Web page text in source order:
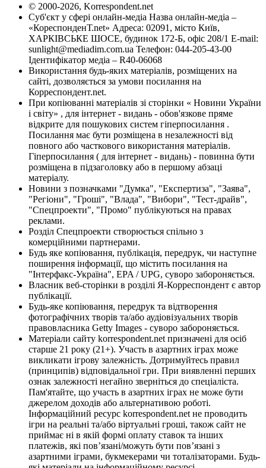
© 2000-2026, Korrespondent.net
Суб'єкт у сфері онлайн-медіа Назва онлайн-медіа –
«КореспонденТ.net» Адреса: 02091, місто Київ,
ХАРКІВСЬКЕ ШОСЕ, будинок 172-Б, офіс 208/1 E-mail:
sunlight@mediadim.com.ua Телефон: 044-205-43-00
Ідентифікатор медіа – R40-06068
Використання будь-яких матеріалів, розміщених на
сайті, дозволяється за умови посилання на
Корреспондент.net.
При копіюванні матеріалів зі сторінки « Новини України
і світу» , для інтернет - видань - обов'язкове пряме
відкрите для пошукових систем гіперпосилання .
Посилання має бути розміщена в незалежності від
повного або часткового використання матеріалів.
Гіперпосилання ( для інтернет - видань) - повинна бути
розміщена в підзаголовку або в першому абзаці
матеріалу.
Новини з позначками "Думка", "Експертиза", "Заява",
"Регіони", "Гроші", "Влада", "Вибори", "Тест-драйв",
"Спецпроекти", "Промо" публікуються на правах
реклами.
Розділ Спецпроекти створюється спільно з
комерційними партнерами.
Будь яке копіювання, публікація, передрук, чи наступне
поширення інформації, що містить посилання на
"Інтерфакс-Україна", EPA / UPG, суворо забороняється.
Власник веб-сторінки в розділі Я-Корреспондент є автор
публікації.
Будь-яке копіювання, передрук та відтворення
фотографічних творів та/або аудіовізуальних творів
правовласника Getty Images - суворо забороняється.
Матеріали сайту korrespondent.net призначені для осіб
старше 21 року (21+). Участь в азартних іграх може
викликати ігрову залежність. Дотримуйтесь правил
(принципів) відповідальної гри. При виявленні перших
ознак залежності негайно зверніться до спеціаліста.
Пам'ятайте, що участь в азартних іграх не може бути
джерелом доходів або альтернативою роботі.
Інформаційний ресурс korrespondent.net не проводить
ігри на реальні та/або віртуальні гроші, також сайт не
приймає ні в якій формі оплату ставок та інших
платежів, які пов’язані/можуть бути пов’язані з
азартними іграми, букмекерами чи тоталізаторами. Будь-